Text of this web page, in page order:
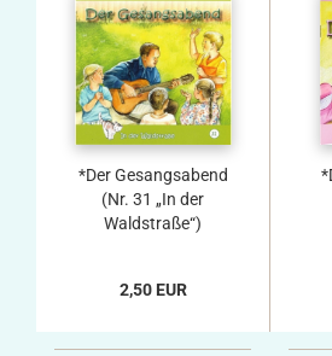
*Der Gesangsabend
(Nr. 31 „In der
Waldstraße“)
2,50 EUR